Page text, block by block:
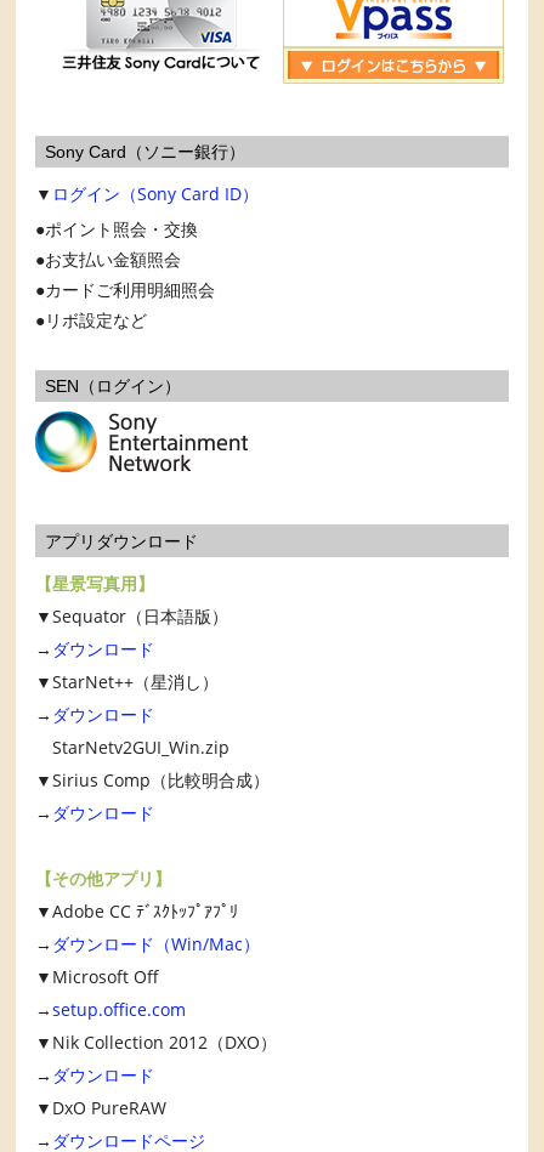
Sony Card（ソニー銀行）
▼ ログイン（Sony Card ID）
ポイント照会・交換
お支払い金額照会
カードご利用明細照会
リボ設定など
SEN（ログイン）
アプリダウンロード
【星景写真用】
▼Sequator（日本語版）
→ ダウンロード
▼StarNet++（星消し）
→ ダウンロード
StarNetv2GUI_Win.zip
▼Sirius Comp（比較明合成）
→ ダウンロード
【その他アプリ】
▼Adobe CC ﾃﾞｽｸﾄｯﾌﾟｱﾌﾟﾘ
→ ダウンロード（Win/Mac）
▼Microsoft Off
→setup.office.com
▼Nik Collection 2012（DXO）
→ ダウンロード
▼DxO PureRAW
→ ダウンロードページ